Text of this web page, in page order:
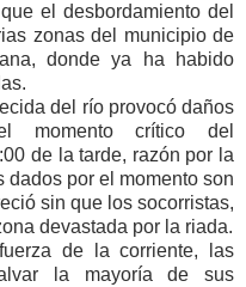
el desbordamiento del
zonas del municipio de
donde ya ha habido
del río provocó daños
momento crítico del
de la tarde, razón por la
dados por el momento son
sin que los socorristas,
devastada por la riada.
de la corriente, las
la mayoría de sus